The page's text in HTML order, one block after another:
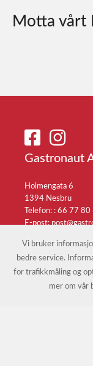
Motta vårt
Gastronaut
Holmengata 6
1394 Nesbru
Telefon: : 66 77 80
E-post:
©
Vi bruker
bedre service.
for trafikkmåling og
mer om vår